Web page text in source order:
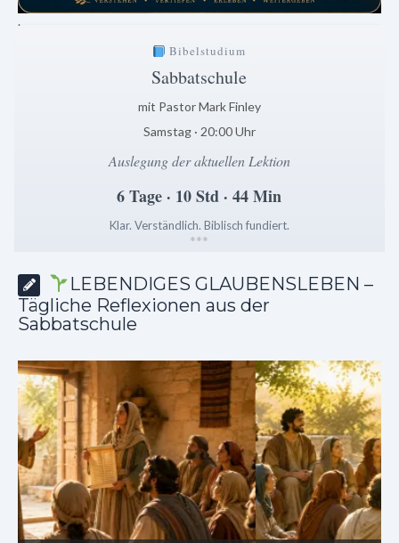
.
Bibelstudium
Sabbatschule
mit Pastor Mark Finley
Samstag · 20:00 Uhr
Auslegung der aktuellen Lektion
6 Tage · 10 Std · 44 Min
Klar. Verständlich. Biblisch fundiert.
***
LEBENDIGES GLAUBENSLEBEN –
Tägliche Reflexionen aus der
Sabbatschule